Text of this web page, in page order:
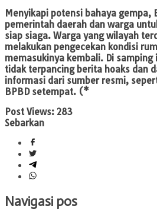
Menyikapi potensi bahaya gempa,
pemerintah daerah dan warga
siap siaga. Warga yang wilayah
melakukan pengecekan kondisi
memasukinya kembali. Di
tidak terpancing berita hoaks dan
informasi dari sumber resmi,
BPBD setempat. (*
Post Views: 283
Sebarkan
Navigasi pos